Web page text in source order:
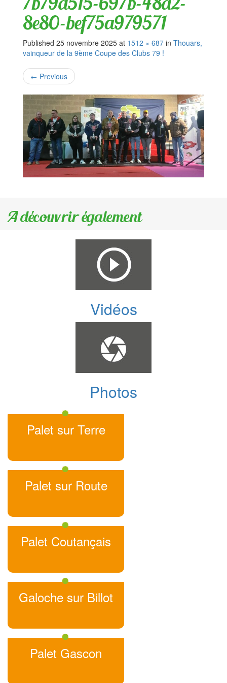
8e80-bef75a979571
Published 25 novembre 2025 at 1512 × 687 in Thouars,
vainqueur de la 9ème Coupe des Clubs 79 !
← Previous
A découvrir également
Vidéos
Photos
Palet sur Terre
Palet sur Route
Palet Coutançais
Galoche sur Billot
Palet Gascon